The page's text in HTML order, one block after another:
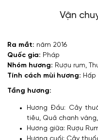
Vận
Ra mắt: năm 2016
Quốc gia: Pháp
Nhóm hương: Rượu rum,
Tính cách mùi hương:
Tầng hương:
Hương Đầu: Cây
tiêu, Quả chanh
Hương giữa: Rượu